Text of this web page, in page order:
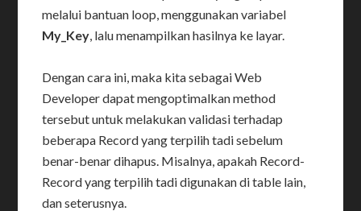
melalui bantuan loop, menggunakan variabel
My_Key, lalu menampilkan hasilnya ke layar.
Dengan cara ini, maka kita sebagai Web
Developer dapat mengoptimalkan method
tersebut untuk melakukan validasi terhadap
beberapa Record yang terpilih tadi sebelum
benar-benar dihapus. Misalnya, apakah Record-
Record yang terpilih tadi digunakan di table lain,
dan seterusnya.